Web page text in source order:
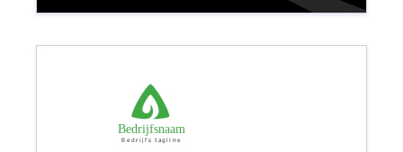
Bedrijfsnaam
Bedrijfs tagline